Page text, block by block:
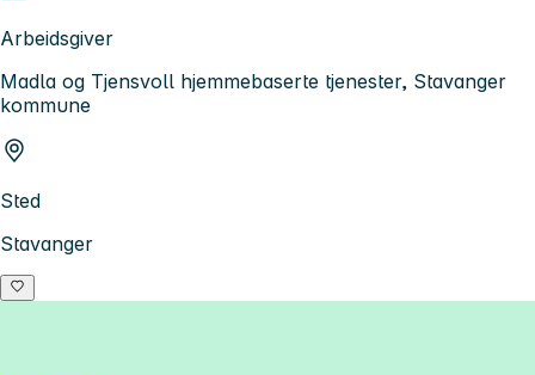
Arbeidsgiver
Madla og Tjensvoll hjemmebaserte tjenester, Stavanger
kommune
Sted
Stavanger